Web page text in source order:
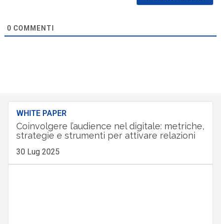
0 COMMENTI
WHITE PAPER
Coinvolgere l’audience nel digitale: metriche,
strategie e strumenti per attivare relazioni
30 Lug 2025